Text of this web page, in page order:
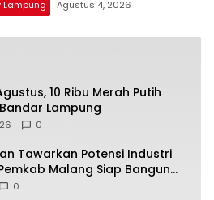
Lampung Agustus 4, 2026
10 Ribu Merah Putih
Lampung
0
Tawarkan Potensi Industri
Malang Siap Bangun
0